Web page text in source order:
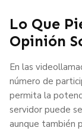
Lo Que
Opinión
En las
número de
permita la
servidor puede
aunque también